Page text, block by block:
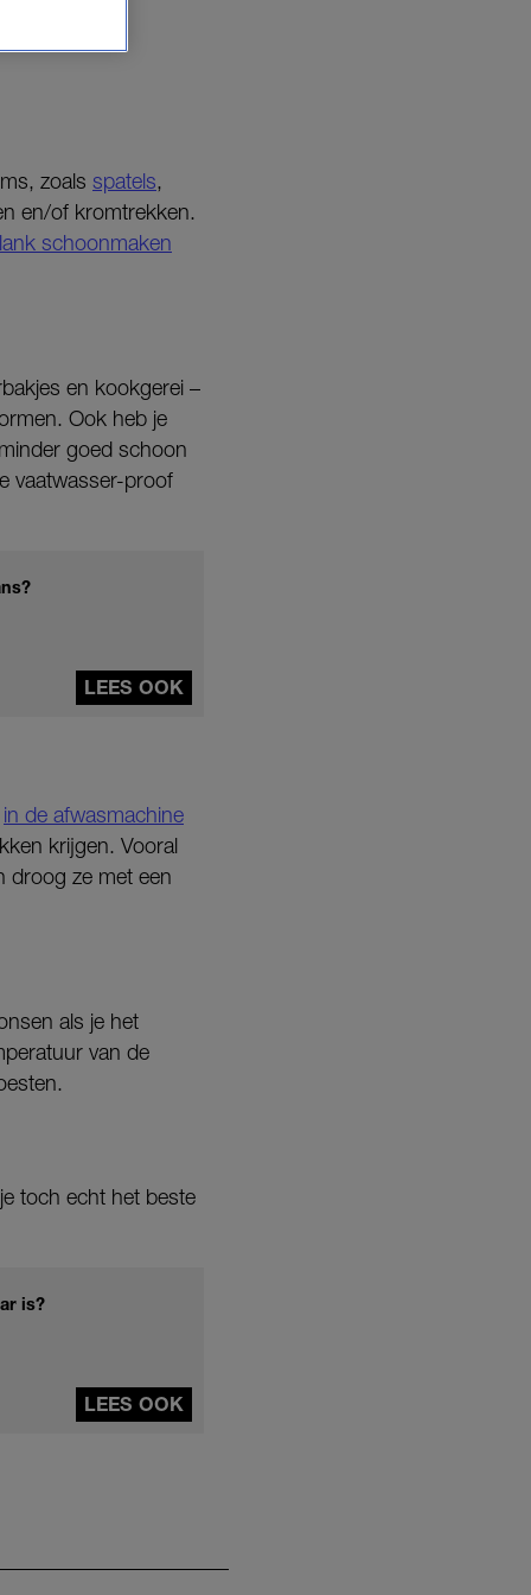
zoals spatels,
en/of kromtrekken.
schoonmaken
en kookgerei –
Ook heb je
goed schoon
vaatwasser-proof
LEES OOK
in de afwasmachine
krijgen. Vooral
droog ze met een
als je het
van de
toch echt het beste
is?
LEES OOK